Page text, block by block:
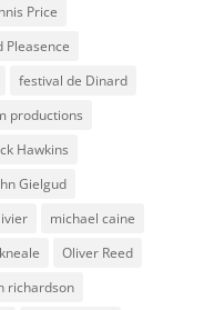
Price
Pleasence
festival de Dinard
productions
Hawkins
Gielgud
michael caine
Oliver Reed
richardson